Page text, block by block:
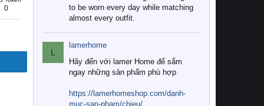
0
to be worn every day while matching
almost every outfit.
L
lamerhome
Hãy đến với lamer Home để sắm
ngay những sản phẩm phù hợp
https://lamerhomeshop.com/danh-
muc-san-pham/chieu/